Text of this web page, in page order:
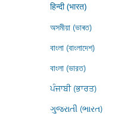
हिन्दी (भारत)
অসমীয়া (ভাৰত)
বাংলা (বাংলাদেশ)
বাংলা (ভারত)
ਪੰਜਾਬੀ (ਭਾਰਤ)
ગુજરાતી (ભારત)